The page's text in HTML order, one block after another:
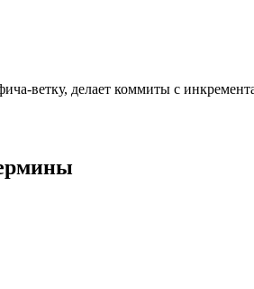
фича-ветку, делает коммиты с